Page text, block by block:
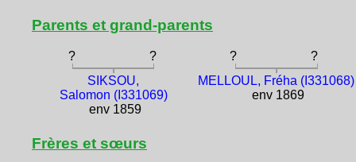
Parents et grand-parents
? ? ?
?
SIKSOU,
Salomon (I331069)
env 1859
MELLOUL, Fréha (I331068)
env 1869
Frères et sœurs